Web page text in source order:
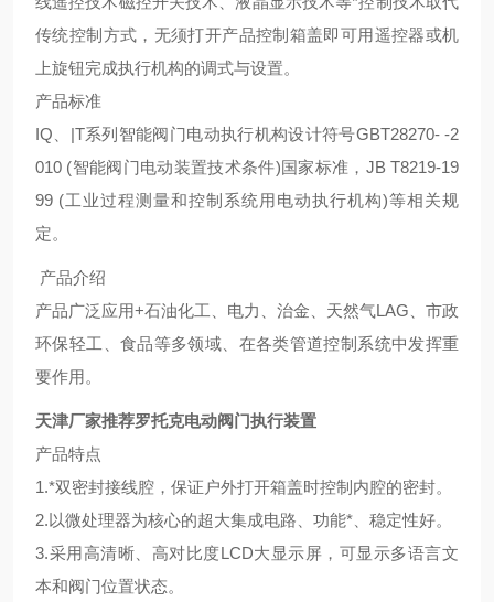
传统控制方式，无须打开产品控制箱盖即可用遥控器或机
上旋钮完成执行机构的调式与设置。
产品标准
IQ、|T系列智能阀门电动执行机构设计符号GBT28270- -2
010 (智能阀门电动装置技术条件)国家标准，JB T8219-19
99 (工业过程测量和控制系统用电动执行机构)等相关规
定。
产品介绍
产品广泛应用+石油化工、电力、治金、天然气LAG、市政
环保轻工、食品等多领域、在各类管道控制系统中发挥重
要作用。
天津厂家推荐罗托克电动阀门执行装置
产品特点
1.*双密封接线腔，保证户外打开箱盖时控制内腔的密封。
2.以微处理器为核心的超大集成电路、功能*、稳定性好。
3.采用高清晰、高对比度LCD大显示屏，可显示多语言文
本和阀门位置状态。